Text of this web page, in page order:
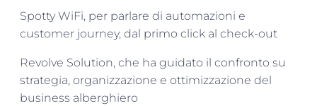
Spotty WiFi, per parlare di automazioni e
customer journey, dal primo click al check-out
Revolve Solution, che ha guidato il confronto su
strategia, organizzazione e ottimizzazione del
business alberghiero